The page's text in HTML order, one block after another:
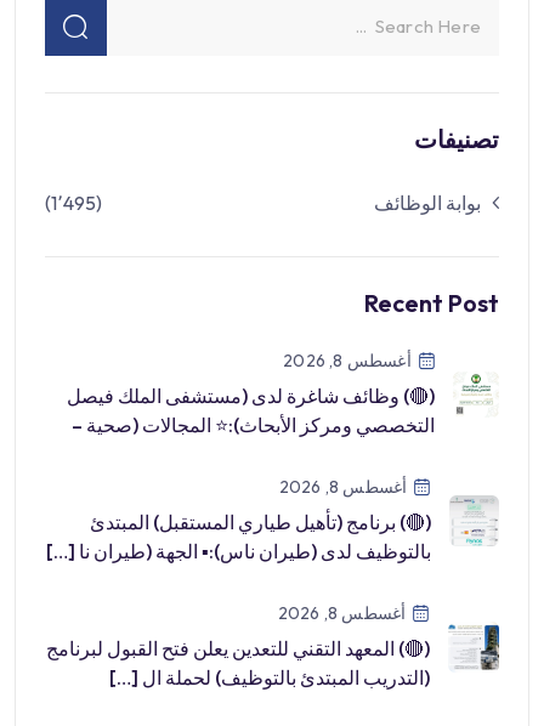
تصنيفات
بوابة الوظائف (1٬495)
Recent Post
أغسطس 8, 2026
(🔴) وظائف شاغرة لدى (مستشفى الملك فيصل
التخصصي ومركز الأبحاث):⭐️ المجالات (صحية –
أغسطس 8, 2026
(🔴) برنامج (تأهيل طياري المستقبل) المبتدئ
بالتوظيف لدى (طيران ناس):▪️ الجهة (طيران نا […]
أغسطس 8, 2026
(🔴) المعهد التقني للتعدين يعلن فتح القبول لبرنامج
(التدريب المبتدئ بالتوظيف) لحملة ال […]